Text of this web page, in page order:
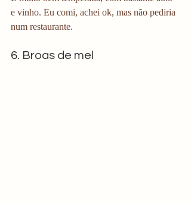
e vinho. Eu comi, achei ok, mas não pediria
num restaurante.
6. Broas de mel